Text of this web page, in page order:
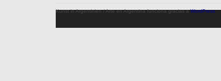
Kunst in Argentinien / Arte en Argentina funciona gracias aWordPress